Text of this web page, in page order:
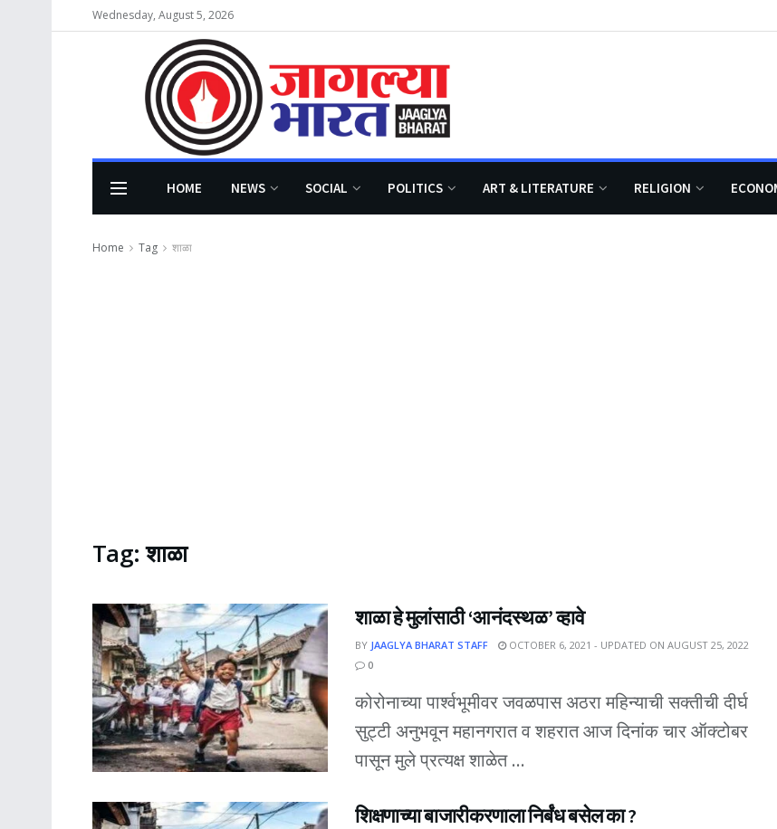
Wednesday, August 5, 2026
HOME NEWS SOCIAL POLITICS ART & LITERATURE RELIGION
Home Tag शाळा
Tag:शाळा
शाळा हे मुलांसाठी ‘आनंदस्थळ’ व्हावे
BY JAAGLYA BHARAT STAFF
OCTOBER 6, 2021 - UPDATED ON AUGUST 25, 2022
0
कोरोनाच्या पार्श्वभूमीवर जवळपास अठरा महिन्याची सक्तीची दीर्घ
सुट्टी अनुभवून महानगरात व शहरात आज दिनांक चार ऑक्टोबर
पासून मुले प्रत्यक्ष शाळेत ...
शिक्षणाच्या बाजारीकरणाला निर्बंध बसेल का ?